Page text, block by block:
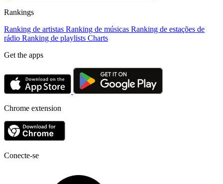
Rankings
Ranking de artistas Ranking de músicas Ranking de estações de
rádio Ranking de playlists Charts
Get the apps
Chrome extension
Conecte-se